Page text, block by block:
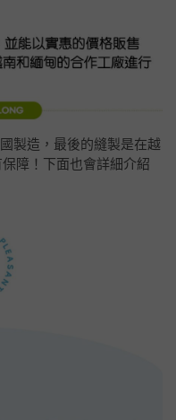
製造，最後的縫製是在越
障！下面也會詳細介紹